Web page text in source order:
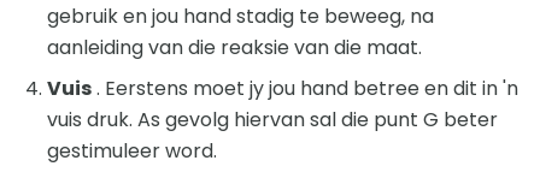
gebruik en jou hand stadig te beweeg, na
aanleiding van die reaksie van die maat.
Vuis. Eerstens moet jy jou hand betree en dit in 'n
vuis druk. As gevolg hiervan sal die punt G beter
gestimuleer word.